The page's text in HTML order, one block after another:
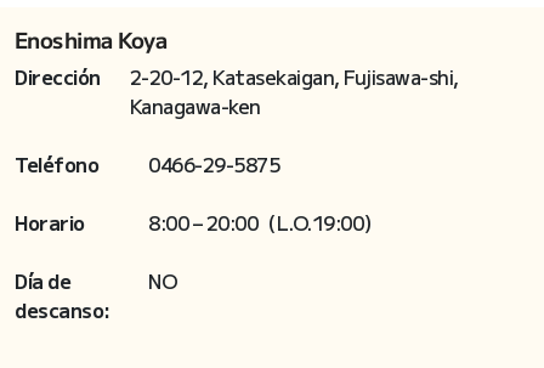
Enoshima Koya
Dirección
2-20-12, Katasekaigan, Fujisawa-shi,
Kanagawa-ken
Teléfono
0466-29-5875
Horario
8:00 – 20:00（L.O.19:00）
Día de
descanso:
NO